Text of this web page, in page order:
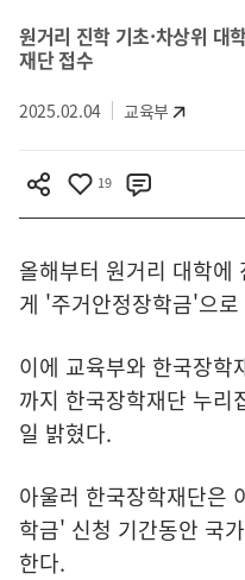
원거리 진학 기초·차상위
재단 접수
2025.02.04 교육부
19
올해부터 원거리 대학에
게 '주거안정장학금'으
이에 교육부와 한국장학
까지 한국장학재단 누리
일 밝혔다.
아울러 한국장학재단은
학금' 신청 기간동안 국
한다.